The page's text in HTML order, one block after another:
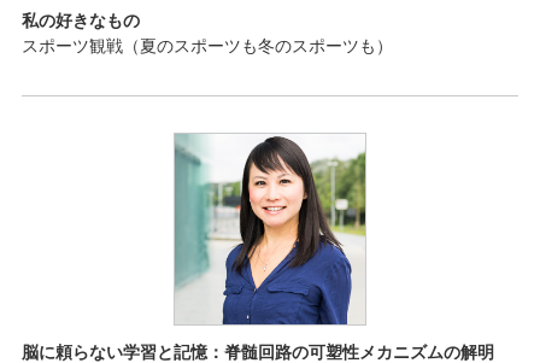
私の好きなもの
スポーツ観戦（夏のスポーツも冬のスポーツも）
脳に頼らない学習と記憶：脊髄回路の可塑性メカニズムの解明